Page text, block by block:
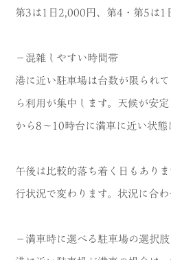
第3は1日2,000円、第4・第5は1
－混雑しやすい時間帯
港に近い駐車場は台数が限られ
ら利用が集中します。天候が安
から8〜10時台に満車に近い状態
午後は比較的落ち着く日もあり
行状況で変わります。状況に合わ
－満車時に選べる駐車場の選択肢